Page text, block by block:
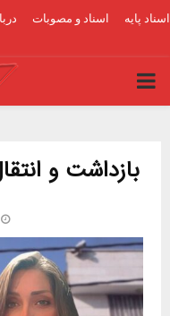
اسناد پایه اسناد و مصوبات
PRIMARY
بازداشت و